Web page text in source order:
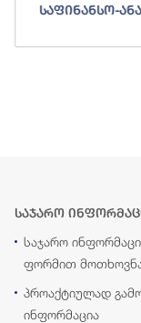
საფინანსო-
საჯარო
საჯარო
ფორმით
პროაქტიულად
ინფორმაცია